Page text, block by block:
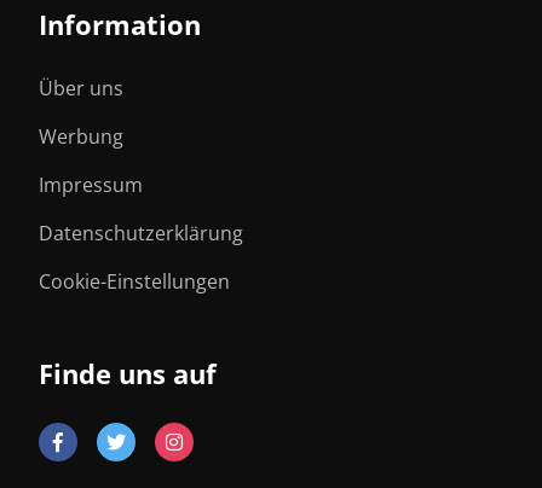
Information
Über uns
Werbung
Impressum
Datenschutzerklärung
Cookie-Einstellungen
Finde uns auf